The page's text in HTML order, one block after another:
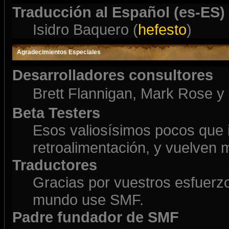
Traducción al Español (es-ES)
Isidro Baquero (hefesto)
Agradecimientos Especiales
Desarrolladores consultores
Brett Flannigan, Mark Rose
Beta Testers
Esos valiosísimos pocos
retroalimentación, y vuelven
Traductores
Gracias por vuestros
mundo use SMF.
Padre fundador de SMF